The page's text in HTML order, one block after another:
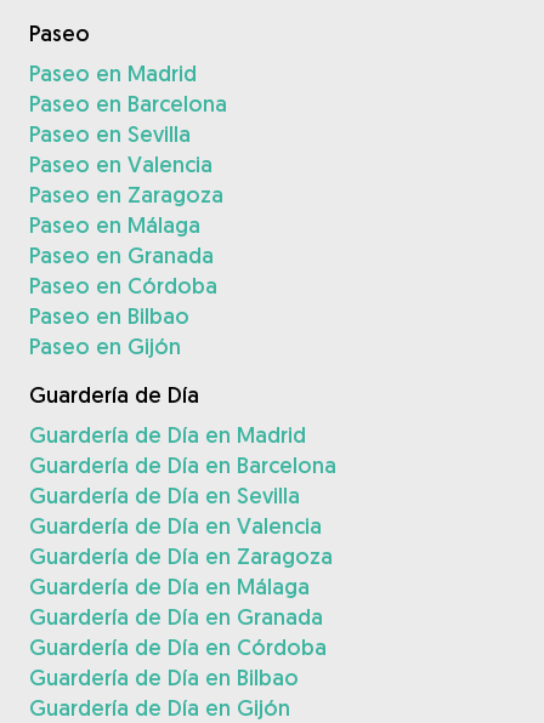
Paseo
Paseo en Madrid
Paseo en Barcelona
Paseo en Sevilla
Paseo en Valencia
Paseo en Zaragoza
Paseo en Málaga
Paseo en Granada
Paseo en Córdoba
Paseo en Bilbao
Paseo en Gijón
Guardería de Día
Guardería de Día en Madrid
Guardería de Día en Barcelona
Guardería de Día en Sevilla
Guardería de Día en Valencia
Guardería de Día en Zaragoza
Guardería de Día en Málaga
Guardería de Día en Granada
Guardería de Día en Córdoba
Guardería de Día en Bilbao
Guardería de Día en Gijón